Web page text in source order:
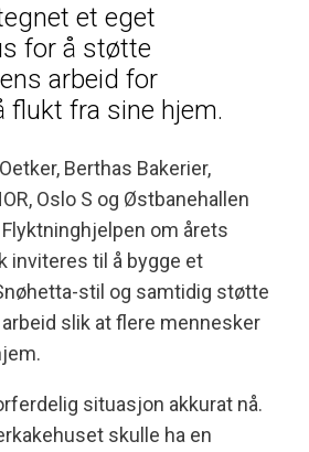
et eget
for å støtte
arbeid for
flukt fra sine hjem.
Berthas Bakerier,
Oslo S og Østbanehallen
om årets
inviteres til å bygge et
stil og samtidig støtte
slik at flere mennesker
situasjon akkurat nå.
skulle ha en